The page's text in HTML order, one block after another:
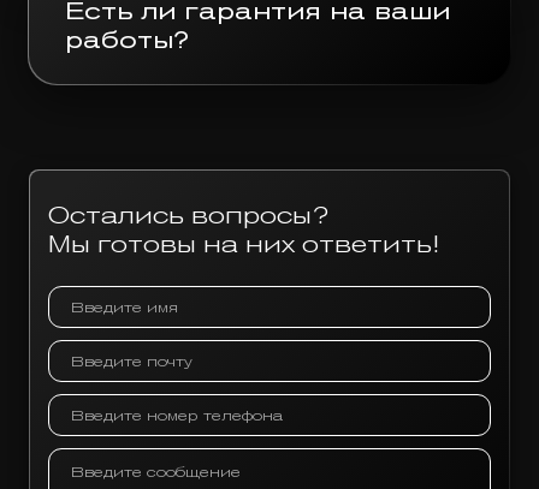
хронометраж;
количество и уровень
привлечение актеров;
аренда локаций,
дополнительного съемочного
сложность реализации
сценария.
Есть ли гарантия на ваши
работы?
Остались вопросы?
Мы готовы на них ответить!